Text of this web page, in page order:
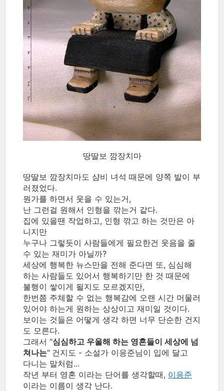
땅딸보 깜장치마
땅딸보 깜장치마도 샴비 녀석 때문에 양쪽 발이 부
러졌었다.
뭔가를 하면서 웃을 수 있는거,
난 그런걸 원해서 인형을 깎는거 같다.
집에 있을땐 작업하고, 인형 깎고 하는 것만은 아
니지만
누구나 그렇듯이 사람들에게 필요한건 웃음을 줄
수 있는 재미가 아닐까?
세상에 행복한 뉴스만을 전해 준다면 또, 심심해
하는 사람들도 있어서 행복하기만 한 것 때문에
불행이 쌓이게 될지도 모르겠지만,
한번쯤 주체할 수 없는 행복감에 오랜 시간 머물러
있어야 하는게 원하는 상상이고 재미일 것이다.
보이는 것들은 어떻게 생각 하면 너무 단순한 건지
도 모른다.
그래서 "심심하고 우울해 하는 영혼들이 세상에 넘
쳐나는" 건지도 - 소설가 이응준님이 입에 달고
다니는 말처럼...
작년 부터 영혼 이라는 단어를 생각할때, 이응준
이라는 이름이 생각 난다.